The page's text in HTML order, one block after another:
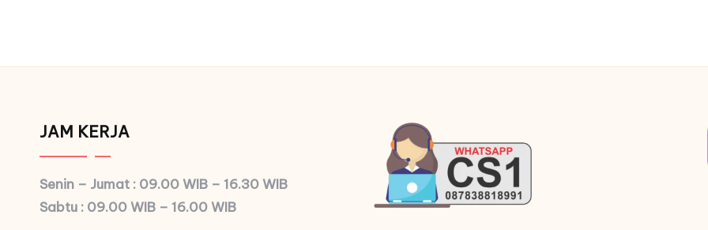
JAM KERJA
Senin – Jumat : 09.00 WIB – 16.30 WIB
Sabtu : 09.00 WIB – 16.00 WIB